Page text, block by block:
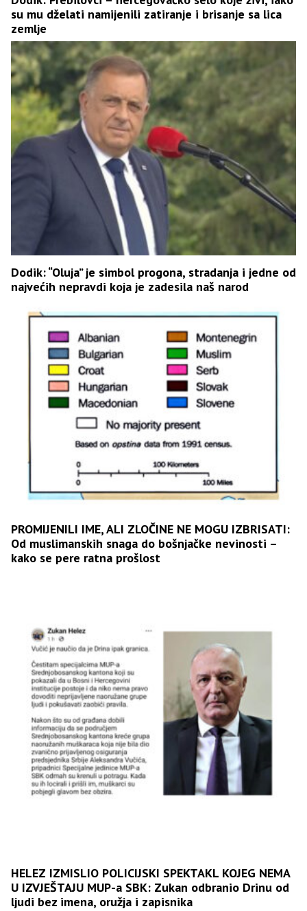
su mu dželati namijenili zatiranje i brisanje sa lica
zemlje
Dodik: “Oluja” je simbol progona, stradanja i jedne od
najvećih nepravdi koja je zadesila naš narod
PROMIJENILI IME, ALI ZLOČINE NE MOGU IZBRISATI:
Od muslimanskih snaga do bošnjačke nevinosti –
kako se pere ratna prošlost
HELEZ IZMISLIO POLICIJSKI SPEKTAKL KOJEG NEMA
U IZVJEŠTAJU MUP-a SBK: Zukan odbranio Drinu od
ljudi bez imena, oružja i zapisnika